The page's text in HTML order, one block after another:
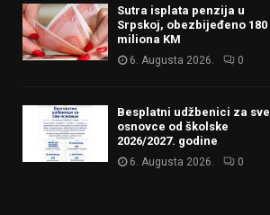
Sutra isplata penzija u
Srpskoj, obezbijeđeno 180
miliona KM
6. Augusta 2026. 0
Besplatni udžbenici za sve
osnovce od školske
2026/2027. godine
6. Augusta 2026. 0